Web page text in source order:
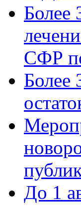
Более
СФР
Более
До 1